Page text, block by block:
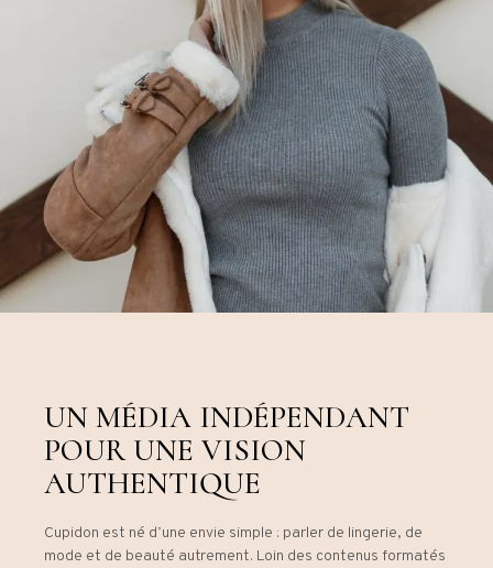
UN MÉDIA INDÉPENDANT
POUR UNE VISION
AUTHENTIQUE
Cupidon est né d’une envie simple : parler de lingerie, de
mode et de beauté autrement. Loin des contenus formatés